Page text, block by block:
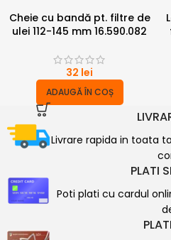
Cheie cu bandă pt. filtre de
ulei 112-145 mm 16.590.082
32 lei
ADAUGĂ ÎN COȘ
Livrare rapida in toata
PLATI
Poti plati cu cardul